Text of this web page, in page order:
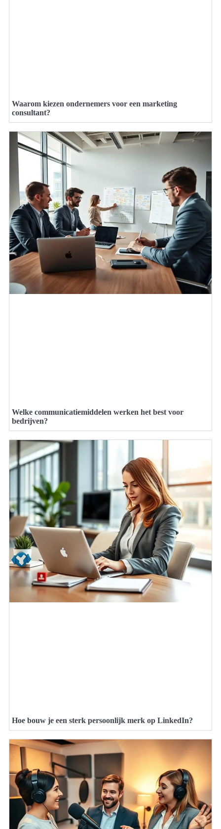
Waarom kiezen ondernemers voor een marketing
consultant?
Welke communicatiemiddelen werken het best voor
bedrijven?
Hoe bouw je een sterk persoonlijk merk op LinkedIn?